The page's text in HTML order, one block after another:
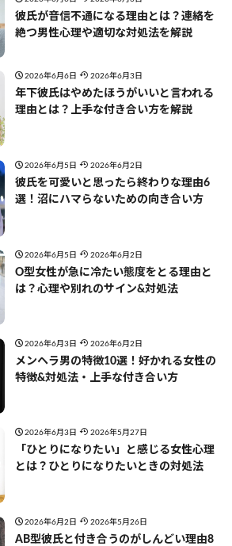
彼氏が音信不通になる理由とは？連絡を
絶つ男性心理や適切な対処法を解説
2026年6月6日 2026年6月3日
年下彼氏はやめたほうがいいと言われる
理由とは？上手な付き合い方を解説
2026年6月5日 2026年6月2日
彼氏を可愛いと思ったら終わりな理由6
選！沼にハマらないための向き合い方
2026年6月5日 2026年6月2日
O型女性が急に冷たい態度をとる理由と
は？心理や別れのサイン&対処法
2026年6月3日 2026年6月2日
メンヘラ男の特徴10選！好かれる女性の
特徴&対処法・上手な付き合い方
2026年6月3日 2026年5月27日
「ひとりになりたい」と感じる女性心理
とは？ひとりになりたいときの対処法
2026年6月2日 2026年5月26日
AB型彼氏と付き合うのがしんどい理由8